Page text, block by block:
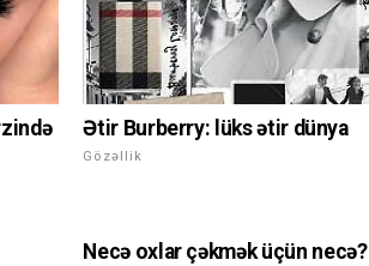
Ətir Burberry: lüks ətir dünya
Gözəllik
Necə oxlar çəkmək üçün necə?